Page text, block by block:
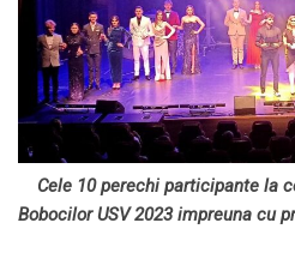
Cele 10 perechi participante la
Bobocilor USV 2023 impreuna cu